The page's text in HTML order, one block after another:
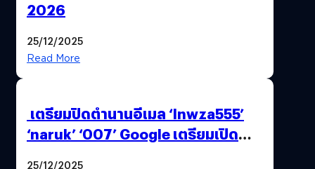
2026
25/12/2025
Read More
เตรียมปิดตำนานอีเมล ‘lnwza555’
‘naruk’ ‘007’ Google เตรียมเปิด
25/12/2025